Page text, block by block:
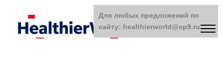
Для любых предложений по
сайту: healthierworld@cp9.ru